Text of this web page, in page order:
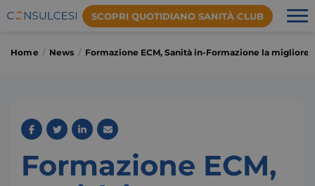
SCOPRI QUOTIDIANO SANITÀ CLUB
Home News Formazione ECM, Sanità in-Formazione la migliore
Formazione ECM,